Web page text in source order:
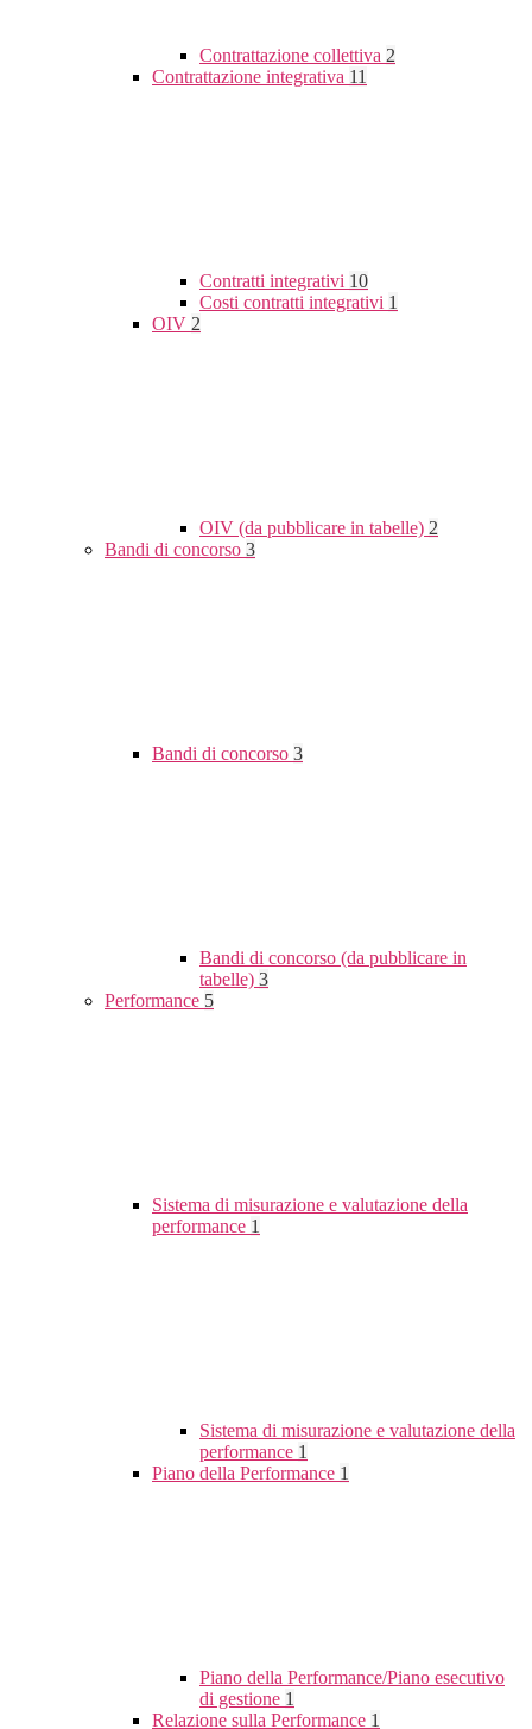
Contrattazione collettiva 2
Contrattazione integrativa 11
Contratti integrativi 10
Costi contratti integrativi 1
OIV 2
OIV (da pubblicare in tabelle) 2
Bandi di concorso 3
Bandi di concorso 3
Bandi di concorso (da pubblicare in
tabelle) 3
Performance 5
Sistema di misurazione e valutazione della
performance 1
Sistema di misurazione e valutazione della
performance 1
Piano della Performance 1
Piano della Performance/Piano esecutivo
di gestione 1
Relazione sulla Performance 1